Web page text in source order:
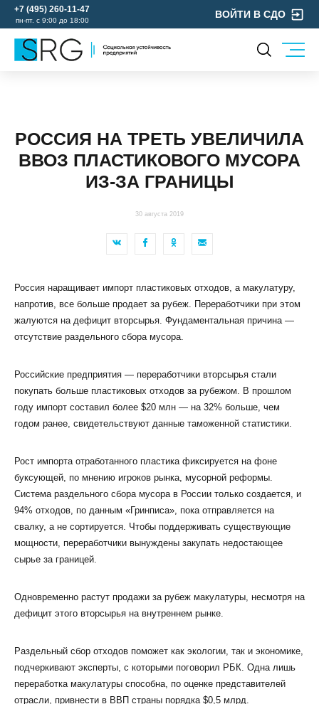
+7 (495) 260-11-47
пн-пт. с 9:00 до 18:00
ВОЙТИ В СДО
Пресс-центр
Мы в социальных сетях
УЧЕБНЫЙ ЦЕНТР
ЭКОЛОГИЯ
РОССИЯ НА ТРЕТЬ УВЕЛИЧИЛА
ВВОЗ ПЛАСТИКОВОГО МУСОРА
ИЗ-ЗА ГРАНИЦЫ
30 августа 2019
Россия наращивает импорт пластиковых отходов, а макулатуру,
напротив, все больше продает за рубеж. Переработчики при этом
жалуются на дефицит вторсырья. Фундаментальная причина —
отсутствие раздельного сбора мусора.
Российские предприятия — переработчики вторсырья стали
покупать больше пластиковых отходов за рубежом. В прошлом
году импорт составил более $20 млн — на 32% больше, чем
годом ранее, свидетельствуют данные таможенной статистики.
Рост импорта отработанного пластика фиксируется на фоне
буксующей, по мнению игроков рынка, мусорной реформы.
Система раздельного сбора мусора в России только создается, и
94% отходов, по данным «Гринписа», пока отправляется на
свалку, а не сортируется. Чтобы поддерживать существующие
мощности, переработчики вынуждены закупать недостающее
сырье за границей.
Одновременно растут продажи за рубеж макулатуры, несмотря на
дефицит этого вторсырья на внутреннем рынке.
Раздельный сбор отходов поможет как экологии, так и экономике,
подчеркивают эксперты, с которыми поговорил РБК. Одна лишь
переработка макулатуры способна, по оценке представителей
отрасли, привнести в ВВП страны порядка $0,5 млрд.